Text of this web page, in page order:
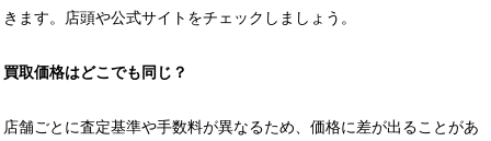
きます。店頭や公式サイトをチェックしましょう。
買取価格はどこでも同じ？
店舗ごとに査定基準や手数料が異なるため、価格に差が出ることがあ